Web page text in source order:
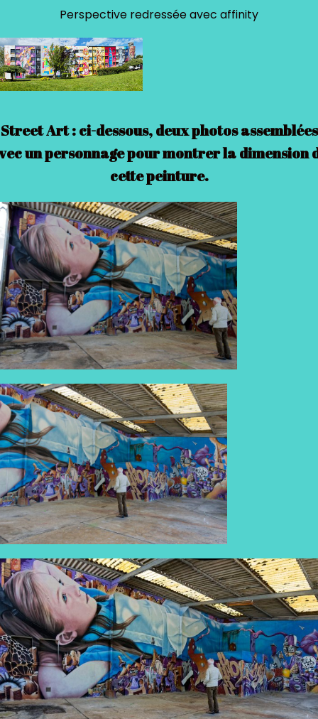
Perspective redressée avec affinity
Street Art : ci-dessous, deux photos assemblées
un personnage pour montrer la dimension
cette peinture.